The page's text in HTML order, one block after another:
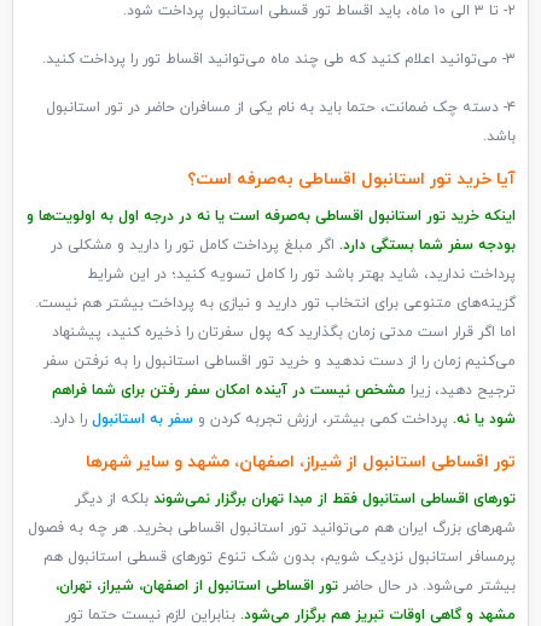
۲- تا ۳ الی ۱۰ ماه، باید اقساط تور قسطی استانبول پرداخت شود.
۳- می‌توانید اعلام کنید که طی چند ماه می‌توانید اقساط تور را پرداخت کنید.
۴- دسته چک ضمانت، حتما باید به نام یکی از مسافران حاضر در تور استانبول
باشد.
آیا خرید تور استانبول اقساطی به‌صرفه است؟
اینکه خرید تور استانبول اقساطی به‌صرفه است یا نه در درجه اول به اولویت‌ها و
بودجه سفر شما بستگی دارد. اگر مبلغ پرداخت کامل تور را دارید و مشکلی در
پرداخت ندارید، شاید بهتر باشد تور را کامل تسویه کنید؛ در این شرایط
گزینه‌های متنوعی برای انتخاب تور دارید و نیازی به پرداخت بیشتر هم نیست.
اما اگر قرار است مدتی زمان بگذارید که پول سفرتان را ذخیره کنید، پیشنهاد
می‌کنیم زمان را از دست ندهید و خرید تور اقساطی استانبول را به نرفتن سفر
ترجیح دهید، زیرا مشخص نیست در آینده امکان سفر رفتن برای شما فراهم
شود یا نه. پرداخت کمی بیشتر، ارزش تجربه کردن و سفر به استانبول را دارد.
تور اقساطی استانبول از شیراز، اصفهان، مشهد و سایر شهرها
تورهای اقساطی استانبول فقط از مبدا تهران برگزار نمی‌شوند بلکه از دیگر
شهرهای بزرگ ایران هم می‌توانید تور استانبول اقساطی بخرید. هر چه به فصول
پرمسافر استانبول نزدیک شویم، بدون شک تنوع تورهای قسطی استانبول هم
بیشتر می‌شود. در حال حاضر تور اقساطی استانبول از اصفهان، شیراز، تهران،
مشهد و گاهی اوقات تبریز هم برگزار می‌شود. بنابراین لازم نیست حتما تور